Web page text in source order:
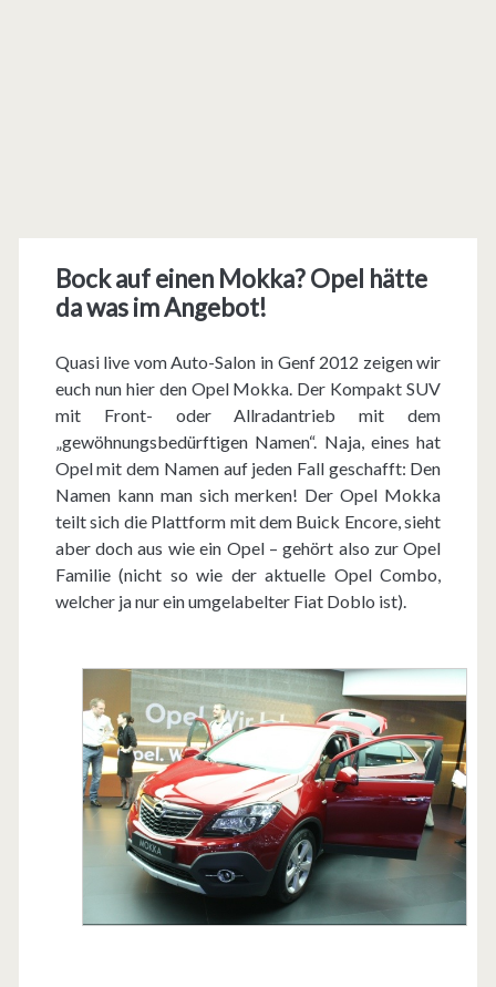
Bock auf einen Mokka? Opel hätte
da was im Angebot!
Quasi live vom Auto-Salon in Genf 2012 zeigen wir
euch nun hier den Opel Mokka. Der Kompakt SUV
mit Front- oder Allradantrieb mit dem
„gewöhnungsbedürftigen Namen“. Naja, eines hat
Opel mit dem Namen auf jeden Fall geschafft: Den
Namen kann man sich merken! Der Opel Mokka
teilt sich die Plattform mit dem Buick Encore, sieht
aber doch aus wie ein Opel – gehört also zur Opel
Familie (nicht so wie der aktuelle Opel Combo,
welcher ja nur ein umgelabelter Fiat Doblo ist).